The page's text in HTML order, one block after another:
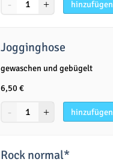
hinzufügen
Jogginghose
gewaschen und gebügelt
6,50 €
hinzufügen
Rock normal*